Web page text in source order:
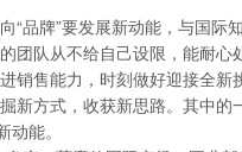
“品牌”要发展新动能，与国际
团队从不给自己设限，能耐心
销售能力，时刻做好迎接全新
新方式，收获新思路。其中的
动能。